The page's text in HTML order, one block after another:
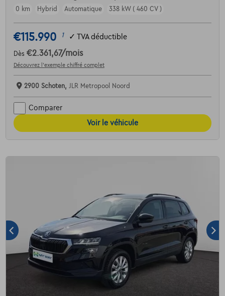
0 km
Hybrid Automatique 338 kW ( 460 CV )
€115.990 1 ✓ TVA déductible
Dès €2.361,67/mois
Découvrez l’exemple chiffré complet
2900 Schoten, JLR Metropool Noord
Comparer
Voir le véhicule